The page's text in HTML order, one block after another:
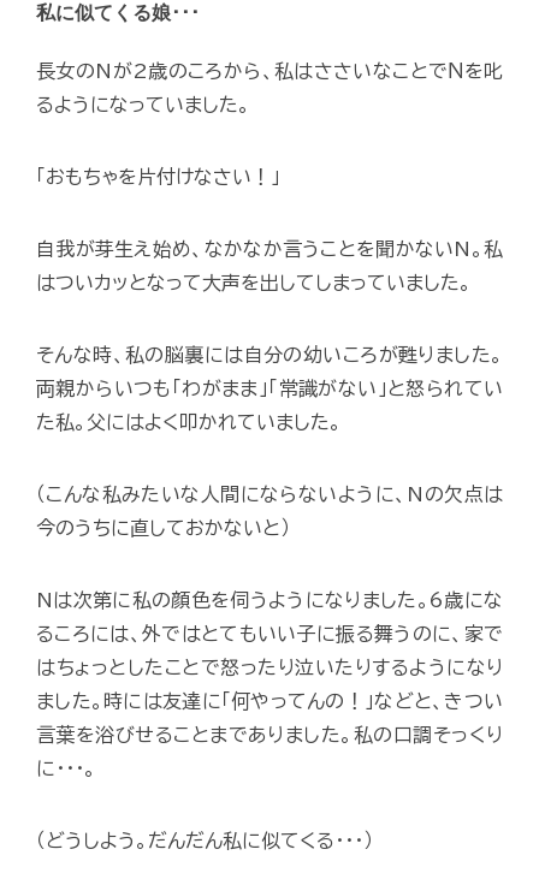
私に似てくる娘･･･
長女のNが2歳のころから、私はささいなことでＮを叱
るようになっていました。
「おもちゃを片付けなさい！」
自我が芽生え始め、なかなか言うことを聞かないN。私
はついカッとなって大声を出してしまっていました。
そんな時、私の脳裏には自分の幼いころが甦りました。
両親からいつも「わがまま」「常識がない」と怒られてい
た私。父にはよく叩かれていました。
（こんな私みたいな人間にならないように、Nの欠点は
今のうちに直しておかないと）
Nは次第に私の顔色を伺うようになりました。6歳にな
るころには、外ではとてもいい子に振る舞うのに、家で
はちょっとしたことで怒ったり泣いたりするようになり
ました。時には友達に「何やってんの！」などと、きつい
言葉を浴びせることまでありました。私の口調そっくり
に･･･。
（どうしよう。だんだん私に似てくる･･･）